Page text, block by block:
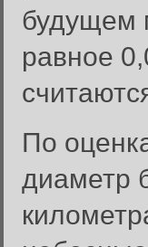
будущем
равное
По
диаметр
Вход в систему
Введите
Вход в систему
Имя пользователя: